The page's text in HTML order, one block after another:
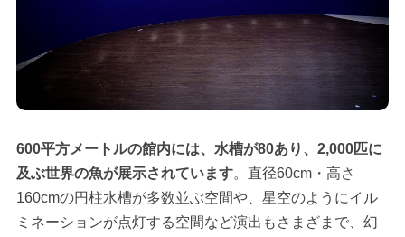
600平方メートルの館内には、水槽が80あり、2,000匹に
及ぶ世界の魚が展示されています。直径60cm・高さ
160cmの円柱水槽が多数並ぶ空間や、星空のようにイル
ミネーションが点灯する空間など演出もさまざまで、幻